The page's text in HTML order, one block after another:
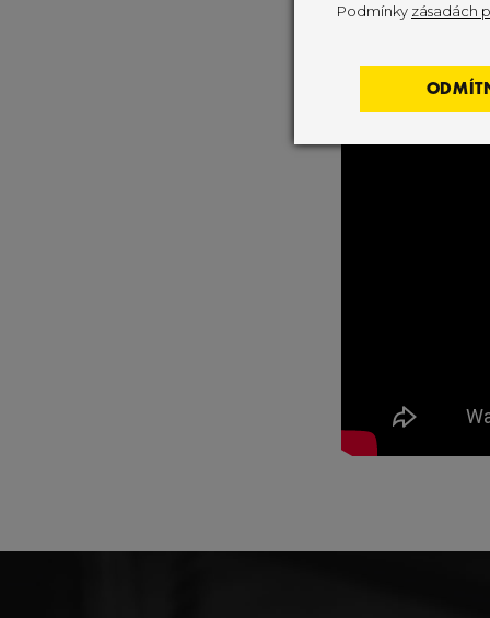
Podmínky zásadách